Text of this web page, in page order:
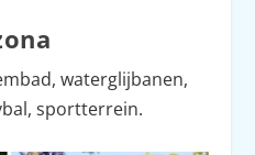
waterglijbanen,
sportterrein.